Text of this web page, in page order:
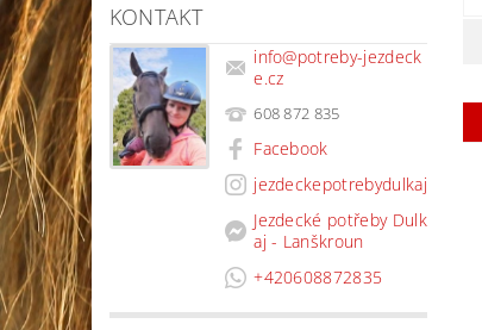
KONTAKT
info@potreby-jezdeck
e.cz
608 872 835
Facebook
jezdeckepotrebydulkaj
Jezdecké potřeby Dulk
aj - Lanškroun
+420608872835